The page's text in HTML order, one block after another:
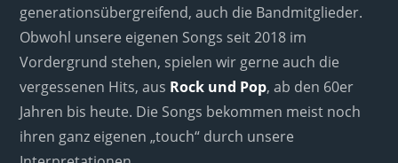
generationsübergreifend, auch die Bandmitglieder.
Obwohl unsere eigenen Songs seit 2018 im
Vordergrund stehen, spielen wir gerne auch die
vergessenen Hits, aus Rock und Pop, ab den 60er
Jahren bis heute. Die Songs bekommen meist noch
ihren ganz eigenen „touch“ durch unsere